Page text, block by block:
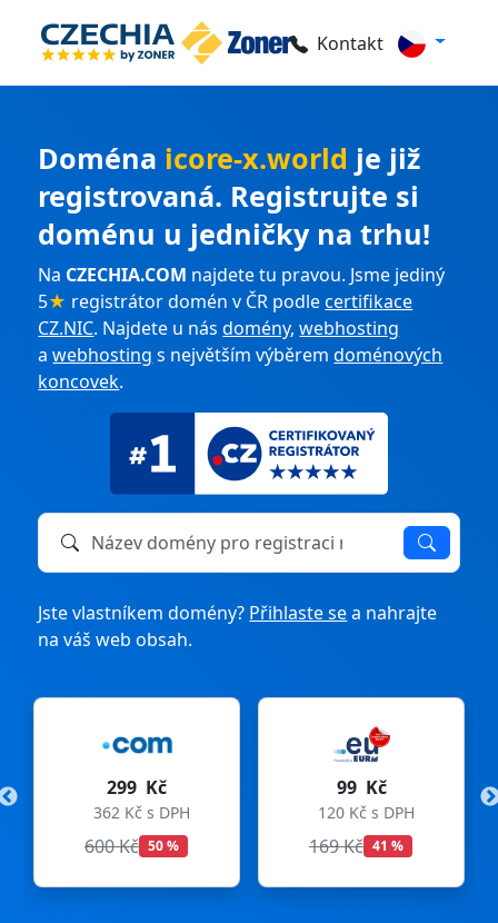
Kontakt
Doména icore-x.world je již
registrovaná. Registrujte si
doménu u jedničky na trhu!
Na CZECHIA.COM najdete tu pravou. Jsme jediný
5★ registrátor domén v ČR podlecertifikace
CZ.NIC. Najdete u násdomény,webhosting
awebhosting s největším výběremdoménových
koncovek.
Název domény k registraci nebo převodu
Jste vlastníkem domény? Přihlaste sea nahrajte
na váš web obsah.
120 Kč s DPH
169 Kč
333 Kč s DPH
299 Kč